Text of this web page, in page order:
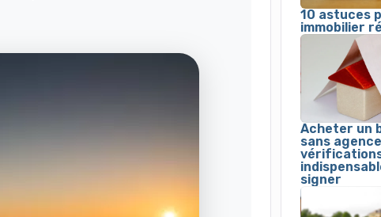
10 astuces
immobilier
Acheter un
sans
signer